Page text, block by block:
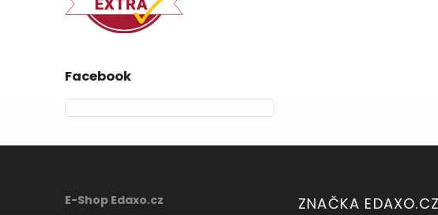
Facebook
E-Shop Edaxo.cz ZNAČKA EDAXO.CZ